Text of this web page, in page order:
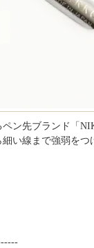
ン先ブランド「
い線まで強弱を